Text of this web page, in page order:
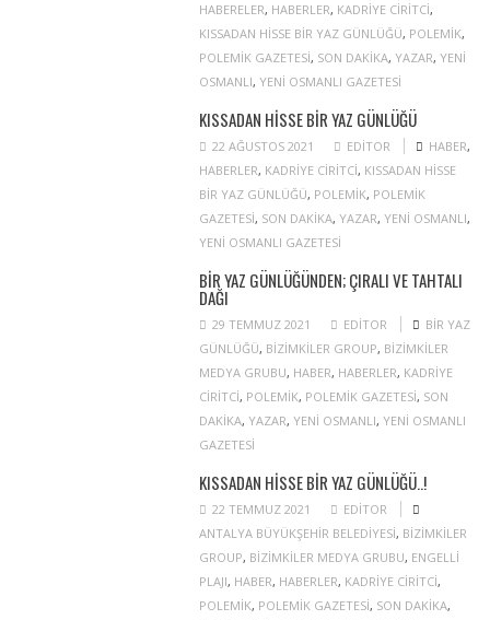
HABERELER, HABERLER, KADRIYE CIRITCI,
KISSADAN HISSE BIR YAZ GÜNLÜĞÜ, POLEMIK,
POLEMIK GAZETESI, SON DAKIKA, YAZAR, YENI
OSMANLI, YENI OSMANLI GAZETESI
KISSADAN HISSE BIR YAZ GÜNLÜĞÜ
22 AĞUSTOS 2021 EDITOR HABER,
HABERLER, KADRIYE CIRITCI, KISSADAN HISSE
BIR YAZ GÜNLÜĞÜ, POLEMIK, POLEMIK
GAZETESI, SON DAKIKA, YAZAR, YENI OSMANLI,
YENI OSMANLI GAZETESI
BIR YAZ GÜNLÜĞÜNDEN; ÇIRALI VE TAHTALI
DAĞI
29 TEMMUZ 2021 EDITOR
BIR YAZ
GÜNLÜĞÜ, BIZIMKILER GROUP, BIZIMKILER
MEDYA GRUBU, HABER, HABERLER, KADRIYE
CIRITCI, POLEMIK, POLEMIK GAZETESI, SON
DAKIKA, YAZAR, YENI OSMANLI, YENI OSMANLI
GAZETESI
KISSADAN HISSE BIR YAZ GÜNLÜĞÜ..!
22 TEMMUZ 2021
EDITOR
ANTALYA BÜYÜKŞEHIR BELEDIYESI, BIZIMKILER
GROUP, BIZIMKILER MEDYA GRUBU, ENGELLI
PLAJI, HABER, HABERLER, KADRIYE CIRITCI,
POLEMIK, POLEMIK GAZETESI, SON DAKIKA,